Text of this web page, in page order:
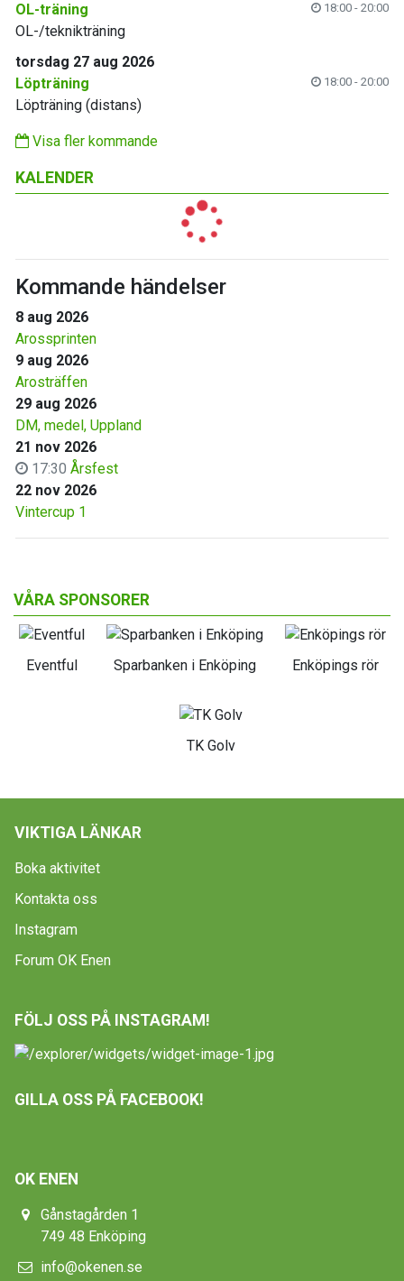
OL-träning
18:00 - 20:00
OL-/teknikträning
torsdag 27 aug 2026
Löpträning
18:00 - 20:00
Löpträning (distans)
Visa fler kommande
KALENDER
Kommande händelser
8 aug 2026
Arossprinten
9 aug 2026
Arosträffen
29 aug 2026
DM, medel, Uppland
21 nov 2026
17:30 Årsfest
22 nov 2026
Vintercup 1
VÅRA SPONSORER
Eventful Sparbanken i Enköping Enköpings rör
TK Golv
VIKTIGA LÄNKAR
Boka aktivitet
Kontakta oss
Instagram
Forum OK Enen
FÖLJ OSS PÅ INSTAGRAM!
GILLA OSS PÅ FACEBOOK!
OK ENEN
Gånstagården 1
749 48 Enköping
info@okenen.se